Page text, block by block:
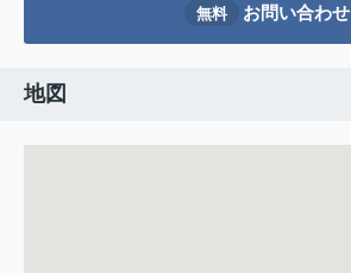
無料 お問い合わせ
地図